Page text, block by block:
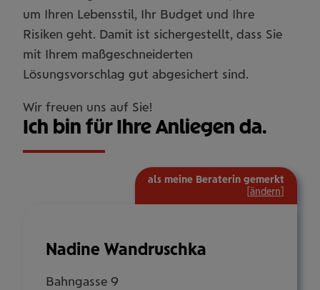
um Ihren Lebensstil, Ihr Budget und Ihre
Risiken geht. Damit ist sichergestellt, dass Sie
mit Ihrem maßgeschneiderten
Lösungsvorschlag gut abgesichert sind.
Wir freuen uns auf Sie!
Ich bin für Ihre Anliegen da.
Nadine Wandruschka
Bahngasse 9
als meine Beraterin gemerkt
ändern